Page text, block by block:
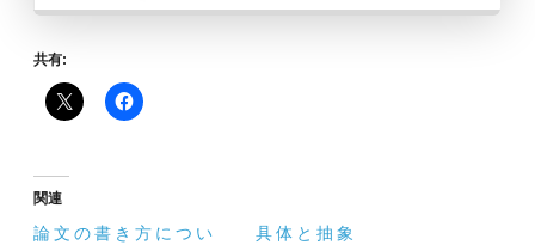
共有:
関連
論文の書き方につい
具体と抽象